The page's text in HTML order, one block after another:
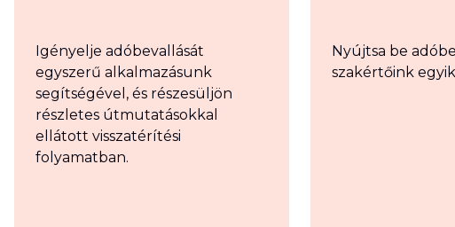
Igényelje adóbevallását
egyszerű alkalmazásunk
segítségével, és részesüljön
részletes útmutatásokkal
ellátott visszatérítési
folyamatban.
Nyújtsa be
szakértőink